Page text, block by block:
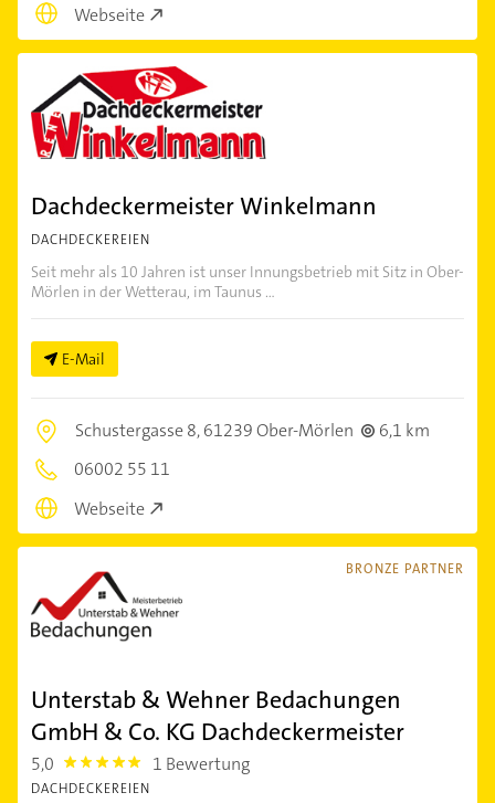
Webseite
Dachdeckermeister Winkelmann
DACHDECKEREIEN
Seit mehr als 10 Jahren ist unser Innungsbetrieb mit Sitz in Ober-
Mörlen in der Wetterau, im Taunus ...
E-Mail
Schustergasse 8,61239 Ober-Mörlen
6,1 km
06002 55 11
Webseite
BRONZE PARTNER
Unterstab & Wehner Bedachungen
GmbH & Co. KG Dachdeckermeister
5,0 5.0 1 Bewertung
DACHDECKEREIEN